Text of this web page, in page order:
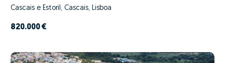
Cascais e Estoril, Cascais, Lisboa
820.000 €